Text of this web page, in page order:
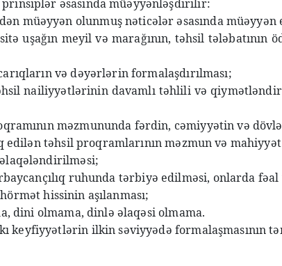
əsasında müəyyənləşdirilir:
müəyyən olunmuş nəticələr əsasında müəyyən
uşağın meyil və marağının, təhsil tələbatının
və dəyərlərin formalaşdırılması;
nailiyyətlərinin davamlı təhlili və
məzmununda fərdin, cəmiyyətin və
təhsil proqramlarının məzmun və
ruhunda tərbiyə edilməsi, onlarda
hissinin aşılanması;
dini olmama, dinlə əlaqəsi olmama.
keyfiyyətlərin ilkin səviyyədə formalaşmasının